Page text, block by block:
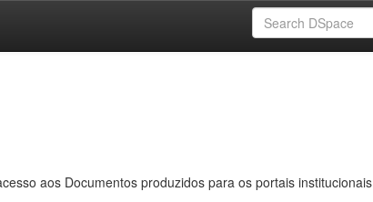
aos Documentos produzidos para os portais institucionais